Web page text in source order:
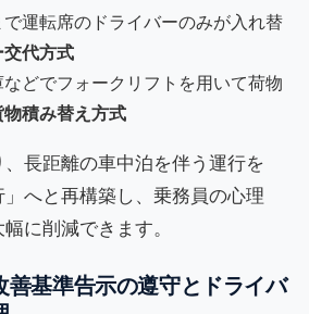
運転席のドライバーのみが入れ替
交代方式
どでフォークリフトを用いて荷物
物積み替え方式
長距離の車中泊を伴う運行を
」へと再構築し、乗務員の心理
に削減できます。
善基準告示の遵守とドライバ